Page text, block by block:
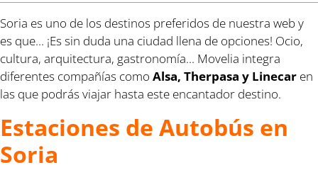
Soria es uno de los destinos preferidos de nuestra web y
es que... ¡Es sin duda una ciudad llena de opciones! Ocio,
cultura, arquitectura, gastronomía... Movelia integra
diferentes compañías como Alsa, Therpasa y Linecar en
las que podrás viajar hasta este encantador destino.
Estaciones de Autobús en
Soria